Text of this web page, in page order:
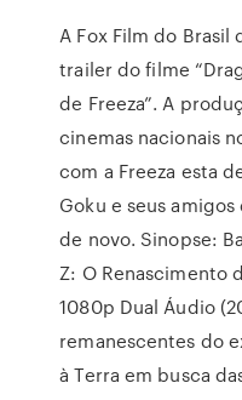
A Fox Film do Brasil
trailer do filme
de Freeza”. A
cinemas nacionais
com a Freeza esta
Goku e seus
de novo. Sinopse:
Z: O Renascimento
1080p Dual Áudio
remanescentes do
à Terra em busca